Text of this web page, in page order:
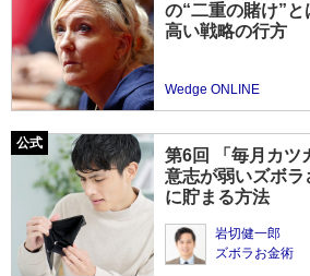
の“二重の賭け”
高い戦略の行方
Wedge ONLINE
第6回 「毎月カツ
意志が弱いズボ
に貯まる方法
岩切健一郎
ズボラお金術